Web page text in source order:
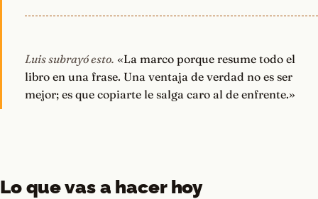
Luis subrayó esto. «La marco porque resume todo el
libro en una frase. Una ventaja de verdad no es ser
mejor; es que copiarte le salga caro al de enfrente.»
Lo que vas a hacer hoy